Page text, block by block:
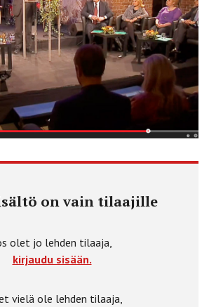
on vain tilaajille
olet jo lehden tilaaja,
kirjaudu sisään.
vielä ole lehden tilaaja,